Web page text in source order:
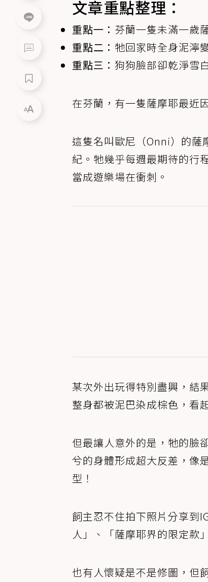
文章重點整理：
重點一： 芬蘭一隻未滿一歲
重點二： 牠回家時全身泥濘
重點三： 狗狗臉部卻乾淨雪
在芬蘭，有一隻薩摩耶最近
這隻名叫歐尼（Onni）的薩
紀。牠幾乎每週最期待的行
當成遊樂場在衝刺。
某次外出玩得特別盡興，結
整身都被泥巴染成棕色，看
但最讓人意外的是，牠的臉
兮的身體形成超大反差，像
型！
飼主忍不住拍下照片分享到
人」、「薩摩耶界的限定款
也有人懷疑是不是修圖，但